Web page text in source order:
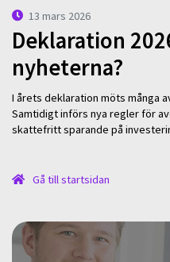
13 mars 2026
Deklaration
nyheterna?
I årets deklaration möts många
Samtidigt införs nya regler för
skattefritt sparande på
Gå till startsidan